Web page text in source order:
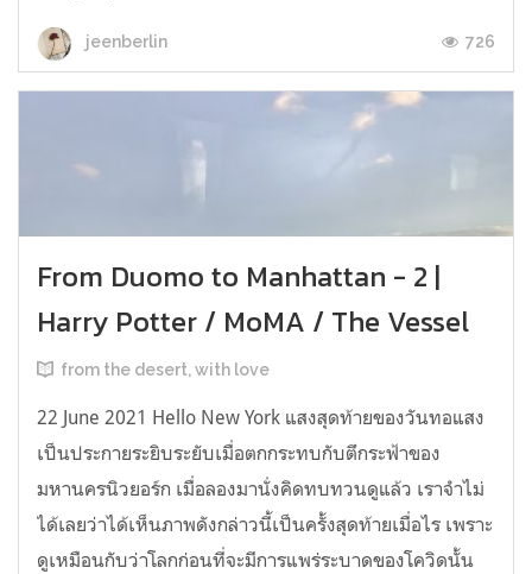
jeenberlin 726
From Duomo to Manhattan - 2 |
Harry Potter / MoMA / The Vessel
from the desert, with love
22 June 2021 Hello New York แสงสุดท้ายของวันทอแสง
เป็นประกายระยิบระยับเมื่อตกกระทบกับตึกระฟ้าของ
มหานครนิวยอร์ก เมื่อลองมานั่งคิดทบทวนดูแล้ว เราจำไม่
ได้เลยว่าได้เห็นภาพดังกล่าวนี้เป็นครั้งสุดท้ายเมื่อไร เพราะ
ดูเหมือนกับว่าโลกก่อนที่จะมีการแพร่ระบาดของโควิดนั้น